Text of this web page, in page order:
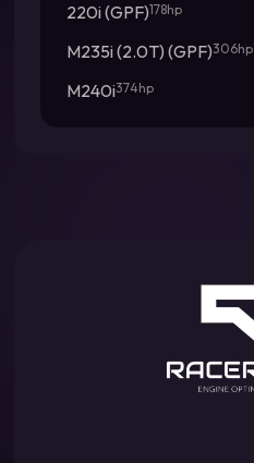
220i (GPF)178hp
M235i (2.0T) (GPF)306hp
M240i374hp